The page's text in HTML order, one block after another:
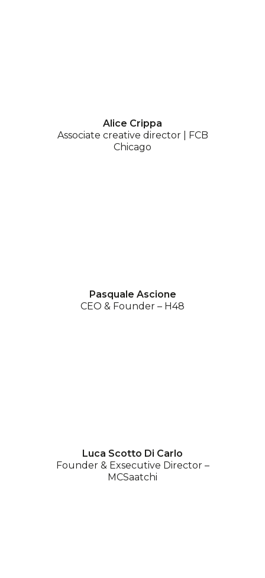
Alice Crippa
Associate creative director | FCB
Chicago
Pasquale Ascione
CEO & Founder – H48
Luca Scotto Di Carlo
Founder & Exsecutive Director –
MCSaatchi